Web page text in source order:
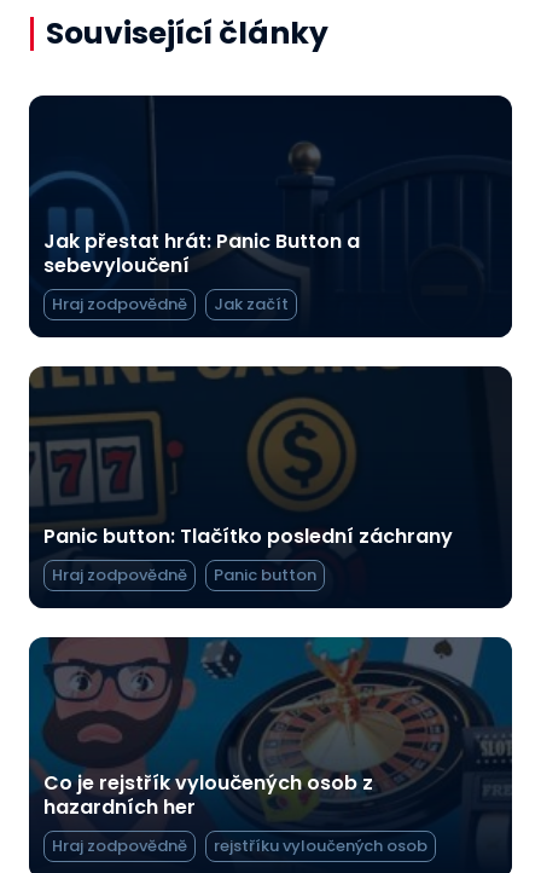
Související články
Jak přestat hrát: Panic Button a
sebevyloučení
Hraj zodpovědně Jak začít
Panic button: Tlačítko poslední záchrany
Hraj zodpovědně Panic button
Co je rejstřík vyloučených osob z
hazardních her
Hraj zodpovědně rejstříku vyloučených osob